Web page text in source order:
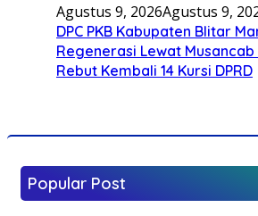
Agustus 9, 2026Agustus 9,
DPC PKB Kabupaten Blitar
Regenerasi Lewat
Rebut Kembali 14 Kursi DPRD
Popular Post